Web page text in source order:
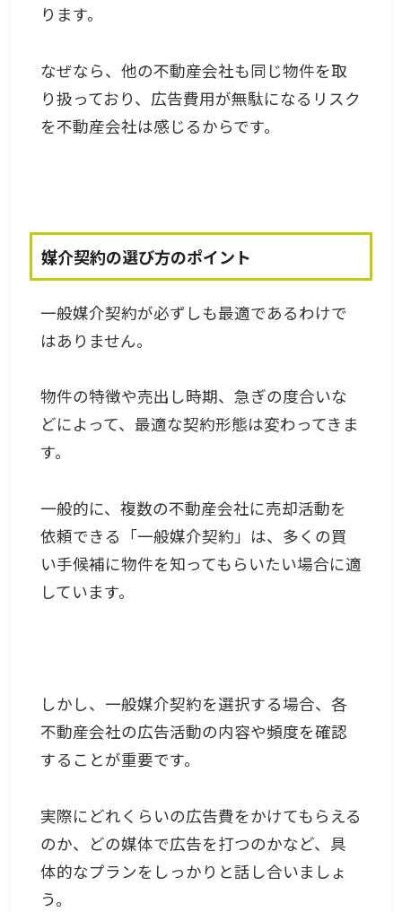
ります。
なぜなら、他の不動産会社も同じ物件を取
り扱っており、広告費用が無駄になるリスク
を不動産会社は感じるからです。
媒介契約の選び方のポイント
一般媒介契約が必ずしも最適であるわけで
はありません。
物件の特徴や売出し時期、急ぎの度合いな
どによって、最適な契約形態は変わってきま
す。
一般的に、複数の不動産会社に売却活動を
依頼できる「一般媒介契約」は、多くの買
い手候補に物件を知ってもらいたい場合に適
しています。
しかし、一般媒介契約を選択する場合、各
不動産会社の広告活動の内容や頻度を確認
することが重要です。
実際にどれくらいの広告費をかけてもらえる
のか、どの媒体で広告を打つのかなど、具
体的なプランをしっかりと話し合いましょ
う。